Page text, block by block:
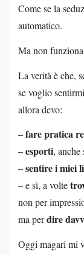
Come se la
automatico.
Ma non
La verità è che,
se voglio
allora devo:
–fare pratica
–esporti, anche
–sentire i miei
– e sì, a volte
non per
ma perdire
Oggi magari mi